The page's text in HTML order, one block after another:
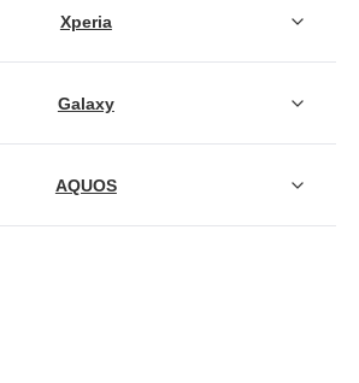
Xperia
Galaxy
AQUOS